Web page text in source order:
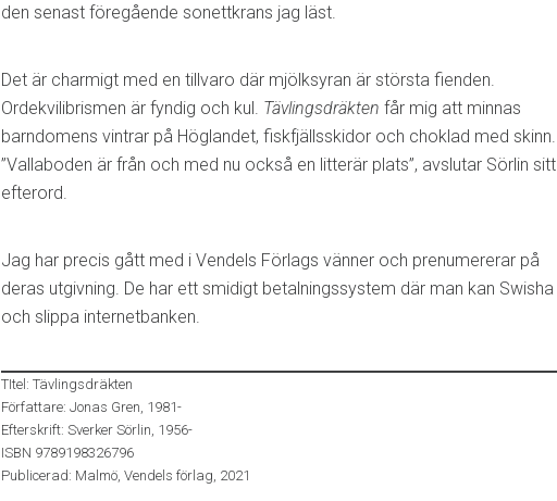
den senast föregående sonettkrans jag läst.
Det är charmigt med en tillvaro där mjölksyran är största fienden.
Ordekvilibrismen är fyndig och kul. Tävlingsdräkten får mig att minnas
barndomens vintrar på Höglandet, fiskfjällsskidor och choklad med skinn.
”Vallaboden är från och med nu också en litterär plats”, avslutar Sörlin sitt
efterord.
Jag har precis gått med i Vendels Förlags vänner och prenumererar på
deras utgivning. De har ett smidigt betalningssystem där man kan Swisha
och slippa internetbanken.
TItel: Tävlingsdräkten
Författare: Jonas Gren, 1981-
Efterskrift: Sverker Sörlin, 1956-
ISBN 9789198326796
Publicerad: Malmö, Vendels förlag, 2021